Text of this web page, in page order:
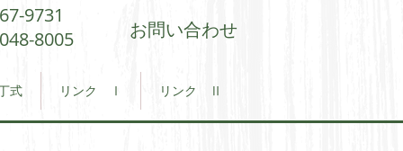
9731
8005
式 リンク Ⅰ リンク Ⅱ
お問い合わせ